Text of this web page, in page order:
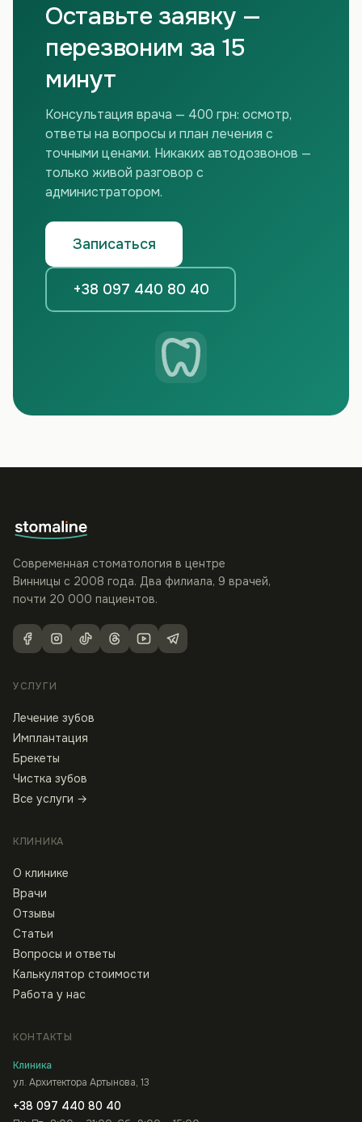
Оставьте заявку —
перезвоним за 15
минут
Консультация врача — 400 грн: осмотр,
ответы на вопросы и план лечения с
точными ценами. Никаких автодозвонов —
только живой разговор с
администратором.
Записаться
+38 097 440 80 40
Современная стоматология в центре
Винницы с 2008 года. Два филиала, 9 врачей,
почти 20 000 пациентов.
УСЛУГИ
Лечение зубов
Имплантация
Брекеты
Чистка зубов
Все услуги →
КЛИНИКА
О клинике
Врачи
Отзывы
Статьи
Вопросы и ответы
Калькулятор стоимости
Работа у нас
КОНТАКТЫ
Клиника
ул. Архитектора Артынова, 13
+38 097 440 80 40